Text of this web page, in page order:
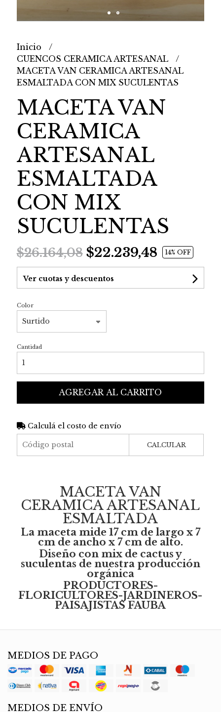
Inicio
CUENCOS CERAMICA ARTESANAL
MACETA VAN CERAMICA ARTESANAL
ESMALTADA CON MIX SUCULENTAS
MACETA VAN
CERAMICA
ARTESANAL
ESMALTADA
CON MIX
SUCULENTAS
$26.164,08$22.239,48 14% OFF
Ver cuotas y descuentos
Color
Cantidad
AGREGAR AL CARRITO
Calculá el costo de envío
CALCULAR
MACETA VAN
CERAMICA ARTESANAL
ESMALTADA
La maceta mide 17 cm de largo x 7
cm de ancho x 7 cm de alto.
Diseño con mix de cactus y
suculentas de nuestra producción
orgánica
PRODUCTORES-
FLORICULTORES-JARDINEROS-
PAISAJISTAS FAUBA
MEDIOS DE PAGO
MEDIOS DE ENVÍO